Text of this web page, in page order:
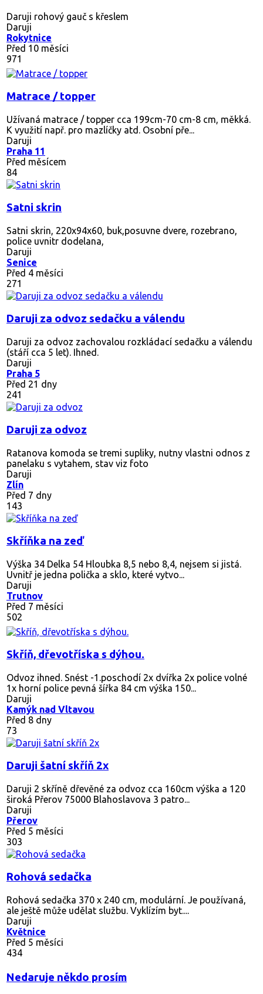
Daruji rohový gauč s křeslem
Daruji
Rokytnice
Před 10 měsíci
971
Matrace / topper
Užívaná matrace / topper cca 199cm-70 cm-8 cm, měkká.
K využití např. pro mazlíčky atd. Osobní pře...
Daruji
Praha 11
Před měsícem
84
Satni skrin
Satni skrin, 220x94x60, buk,posuvne dvere, rozebrano,
police uvnitr dodelana,
Daruji
Senice
Před 4 měsíci
271
Daruji za odvoz sedačku a válendu
Daruji za odvoz zachovalou rozkládací sedačku a válendu
(stáří cca 5 let). Ihned.
Daruji
Praha 5
Před 21 dny
241
Daruji za odvoz
Ratanova komoda se tremi supliky, nutny vlastni odnos z
panelaku s vytahem, stav viz foto
Daruji
Zlín
Před 7 dny
143
Skříňka na zeď
Výška 34 Delka 54 Hloubka 8,5 nebo 8,4, nejsem si jistá.
Uvnitř je jedna polička a sklo, které vytvo...
Daruji
Trutnov
Před 7 měsíci
502
Skříň, dřevotříska s dýhou.
Odvoz ihned. Snést -1.poschodí 2x dvířka 2x police volné
1x horní police pevná šířka 84 cm výška 150...
Daruji
Kamýk nad Vltavou
Před 8 dny
73
Daruji šatní skříň 2x
Daruji 2 skříně dřevěné za odvoz cca 160cm výška a 120
široká Přerov 75000 Blahoslavova 3 patro...
Daruji
Přerov
Před 5 měsíci
303
Rohová sedačka
Rohová sedačka 370 x 240 cm, modulární. Je používaná,
ale ještě může udělat službu. Vyklízím byt....
Daruji
Květnice
Před 5 měsíci
434
Nedaruje někdo prosím